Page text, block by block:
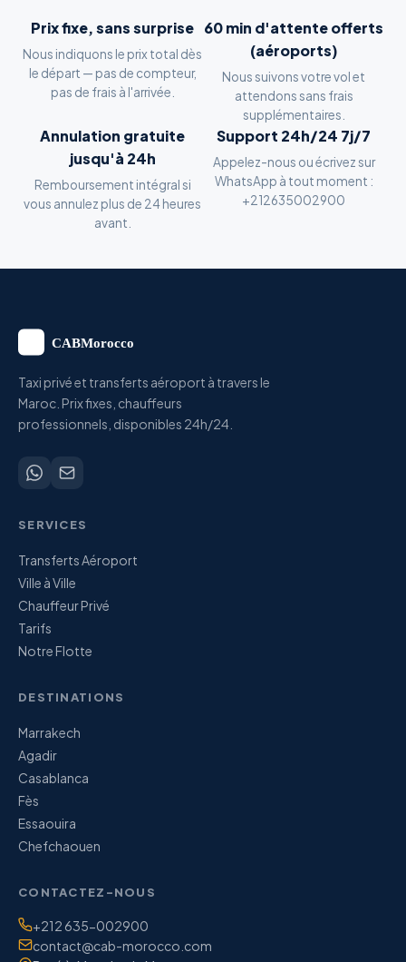
Prix fixe, sans surprise
Nous indiquons le prix total dès
le départ — pas de compteur,
pas de frais à l'arrivée.
60 min d'attente offerts
(aéroports)
Nous suivons votre vol et
attendons sans frais
supplémentaires.
Annulation gratuite
jusqu'à 24h
Remboursement intégral si
vous annulez plus de 24 heures
avant.
Support 24h/24 7j/7
Appelez-nous ou écrivez sur
WhatsApp à tout moment :
+212635002900
Taxi privé et transferts aéroport à travers le
Maroc. Prix fixes, chauffeurs
professionnels, disponibles 24h/24.
SERVICES
Transferts Aéroport
Ville à Ville
Chauffeur Privé
Tarifs
Notre Flotte
DESTINATIONS
Marrakech
Agadir
Casablanca
Fès
Essaouira
Chefchaouen
CONTACTEZ-NOUS
Téléphone / WhatsApp:
+212 635-002900
E-mail:
contact@cab-morocco.com